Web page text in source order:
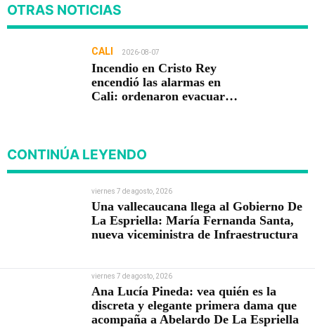
OTRAS NOTICIAS
CALI 2026-08-07
Incendio en Cristo Rey
encendió las alarmas en
Cali: ordenaron evacuar
CONTINÚA LEYENDO
viernes 7 de agosto, 2026
Una vallecaucana llega al Gobierno De
La Espriella: María Fernanda Santa,
nueva viceministra de Infraestructura
viernes 7 de agosto, 2026
Ana Lucía Pineda: vea quién es la
discreta y elegante primera dama que
acompaña a Abelardo De La Espriella